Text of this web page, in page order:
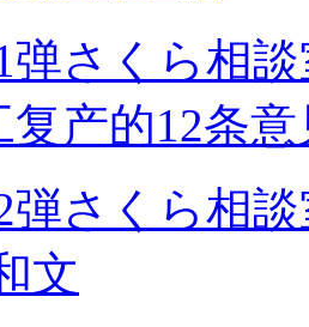
弹さくら相
产的12条
弾さくら相
文